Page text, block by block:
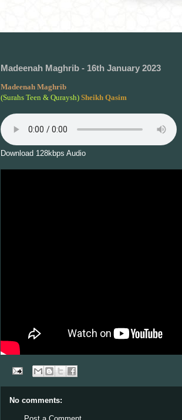
Madeenah Maghrib - 16th January 2023
Madeenah Maghrib
(Surahs Teen & Quraysh) Sheikh Qasim
Download 128kbps Audio
No comments: